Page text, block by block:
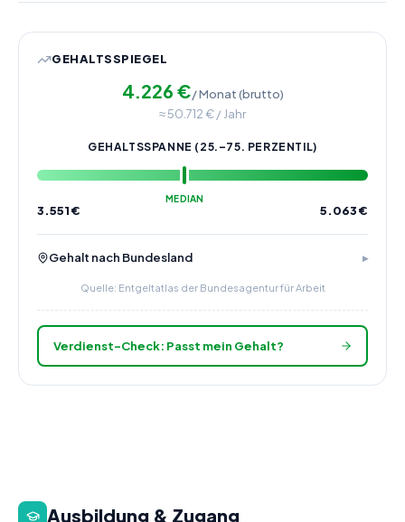
GEHALTSSPIEGEL
4.226 €/ Monat (brutto)
≈50.712€ / Jahr
GEHALTSSPANNE (25.–75. PERZENTIL)
MEDIAN
3.551€ 5.063€
Gehalt nach Bundesland
Quelle: Entgeltatlas der Bundesagentur für Arbeit
Verdienst-Check: Passt mein Gehalt?
Ausbildung & Zugang